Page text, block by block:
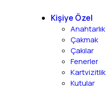
Kişiye Özel
Anahtarlık
Çakmak
Çakılar
Fenerler
Kartvizitlik
Kutular